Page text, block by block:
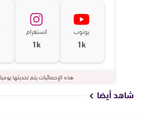
يوتوب
1k
انستغرام
1k
هذه الإحصائيات يتم تحديثها يوميا
شاهد أيضا